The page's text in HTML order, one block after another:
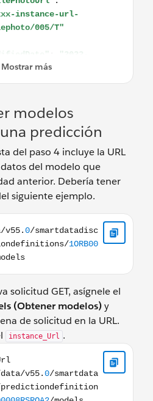
modelos
predicción
del paso 4 incluye la URL
del modelo que
anterior. Debería tener
siguiente ejemplo.
solicitud GET, asígnele el
(Obtener modelos)y
de solicitud en la URL.
instance_Url .
data/v55.0/